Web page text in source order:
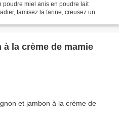
poudre miel anis en poudre lait
tamisez la farine, creusez un
la crème de mamie